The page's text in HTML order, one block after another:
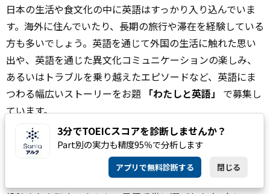
日本の生活や食文化の中に英語はすっかり入り込んでいま
す。海外に住んでいたり、長期の旅行や滞在を経験している
方も多いでしょう。英語を通じて外国の生活に触れた思い
出や、英語を通じた異文化コミュニケーションの楽しみ、
あるいはトラブルを乗り越えたエピソードなど、英語にま
つわる幅広いストーリーをお題 「わたしと英語」
で募集し
ています。
また、同時に「トーキングマラソンやってみた
題でも記事を募集しています。
3分でTOEICスコアを診断しませんか？
Part別の実力も精度95％で分析します
アプリで無料診断する 閉じる